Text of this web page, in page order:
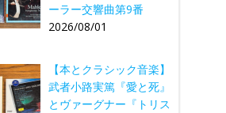
ーラー交響曲第9番
2026/08/01
【本とクラシック音楽】
武者小路実篤『愛と死』
とヴァーグナー『トリス